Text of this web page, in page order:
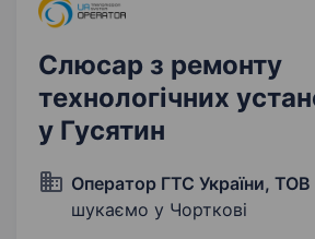
Слюсар з ремонту
технологічних
у Гусятин
Оператор ГТС України, ТОВ
шукаємо у Чорткові